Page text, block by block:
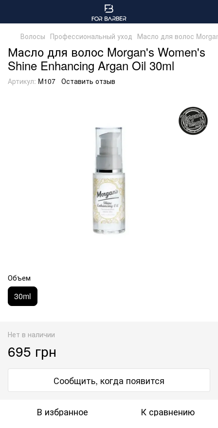
Волосы Профессиональный уход Масло для волос
Масло для волос Morgan's Women's
Shine Enhancing Argan Oil 30ml
Артикул: M107 Оставить отзыв
Объем
30ml
Нет в наличии
695 грн
Сообщить, когда появится
В избранное К сравнению